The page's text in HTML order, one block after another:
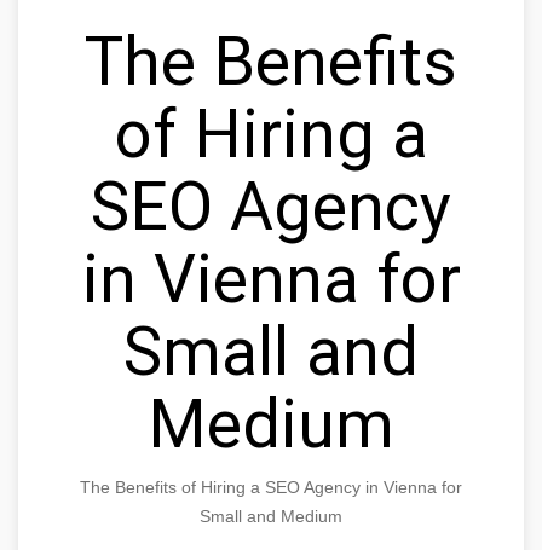
The Benefits
of Hiring a
SEO Agency
in Vienna for
Small and
Medium
The Benefits of Hiring a SEO Agency in Vienna for
Small and Medium